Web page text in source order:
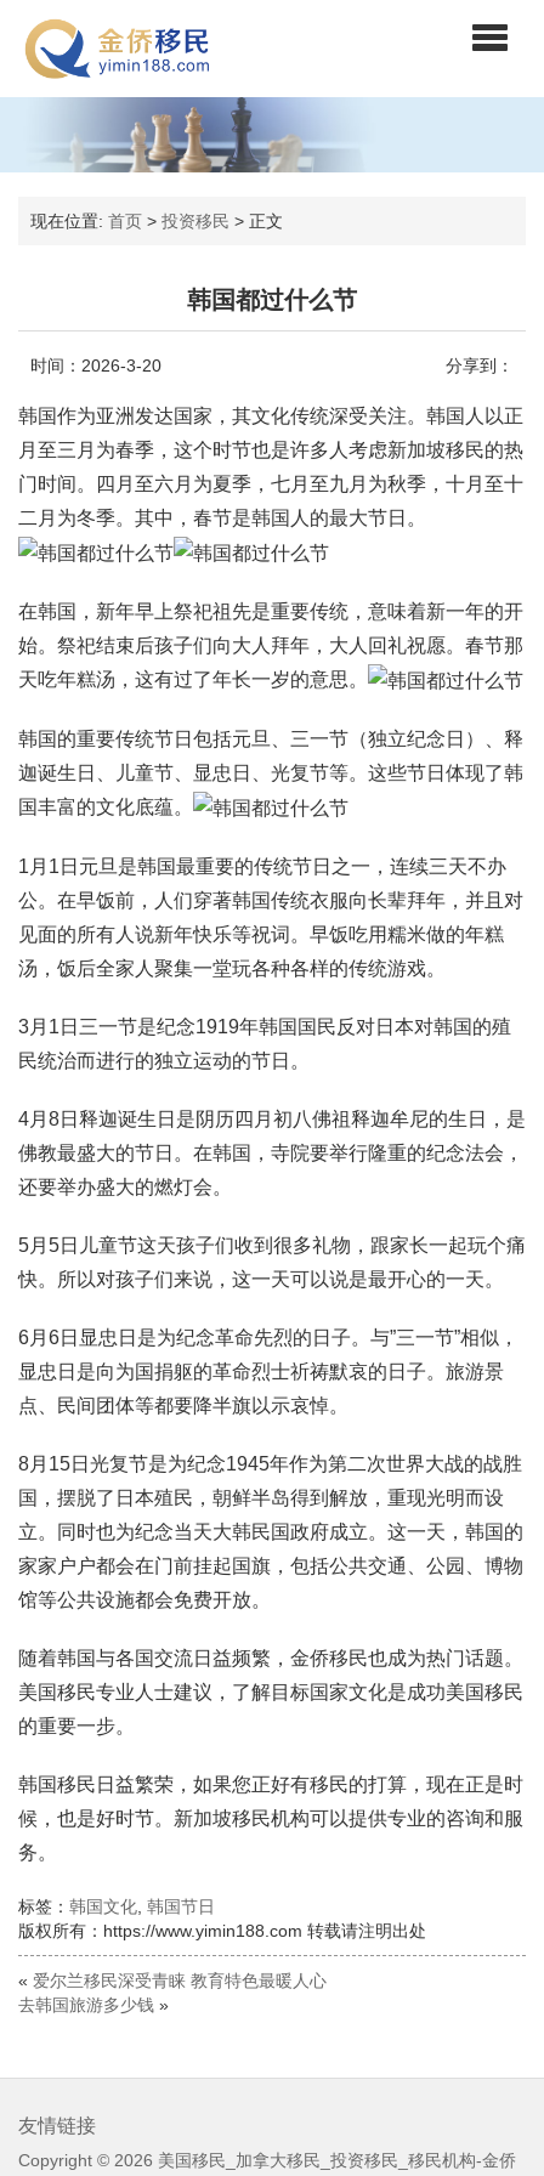
现在位置: 首页 > 投资移民 > 正文
韩国都过什么节
时间：2026-3-20 分享到：
韩国作为亚洲发达国家，其文化传统深受关注。韩国人以正
月至三月为春季，这个时节也是许多人考虑新加坡移民的热
门时间。四月至六月为夏季，七月至九月为秋季，十月至十
二月为冬季。其中，春节是韩国人的最大节日。
在韩国，新年早上祭祀祖先是重要传统，意味着新一年的开
始。祭祀结束后孩子们向大人拜年，大人回礼祝愿。春节那
天吃年糕汤，这有过了年长一岁的意思。
韩国的重要传统节日包括元旦、三一节（独立纪念日）、释
迦诞生日、儿童节、显忠日、光复节等。这些节日体现了韩
国丰富的文化底蕴。
1月1日元旦是韩国最重要的传统节日之一，连续三天不办
公。在早饭前，人们穿著韩国传统衣服向长辈拜年，并且对
见面的所有人说新年快乐等祝词。早饭吃用糯米做的年糕
汤，饭后全家人聚集一堂玩各种各样的传统游戏。
3月1日三一节是纪念1919年韩国国民反对日本对韩国的殖
民统治而进行的独立运动的节日。
4月8日释迦诞生日是阴历四月初八佛祖释迦牟尼的生日，是
佛教最盛大的节日。在韩国，寺院要举行隆重的纪念法会，
还要举办盛大的燃灯会。
5月5日儿童节这天孩子们收到很多礼物，跟家长一起玩个痛
快。所以对孩子们来说，这一天可以说是最开心的一天。
6月6日显忠日是为纪念革命先烈的日子。与”三一节”相似，
显忠日是向为国捐躯的革命烈士祈祷默哀的日子。旅游景
点、民间团体等都要降半旗以示哀悼。
8月15日光复节是为纪念1945年作为第二次世界大战的战胜
国，摆脱了日本殖民，朝鲜半岛得到解放，重现光明而设
立。同时也为纪念当天大韩民国政府成立。这一天，韩国的
家家户户都会在门前挂起国旗，包括公共交通、公园、博物
馆等公共设施都会免费开放。
随着韩国与各国交流日益频繁，金侨移民也成为热门话题。
美国移民专业人士建议，了解目标国家文化是成功美国移民
的重要一步。
韩国移民日益繁荣，如果您正好有移民的打算，现在正是时
候，也是好时节。新加坡移民机构可以提供专业的咨询和服
务。
标签： 韩国文化 韩国节日
版权所有：https://www.yimin188.com 转载请注明出处
« 爱尔兰移民深受青睐 教育特色最暖人心
去韩国旅游多少钱 »
友情链接
Copyright © 2026 美国移民_加拿大移民_投资移民_移民机构-金侨